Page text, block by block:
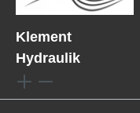
Klement
Hydraulik